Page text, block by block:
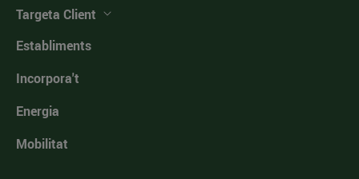
Targeta Client
Establiments
Incorpora't
Energia
Mobilitat